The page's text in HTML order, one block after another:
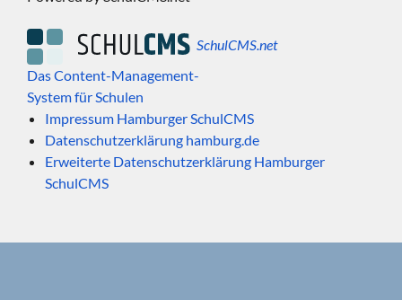
SchulCMS.net
Das Content-Management-
System für Schulen
Impressum Hamburger SchulCMS
Datenschutzerklärung hamburg.de
Erweiterte Datenschutzerklärung Hamburger
SchulCMS